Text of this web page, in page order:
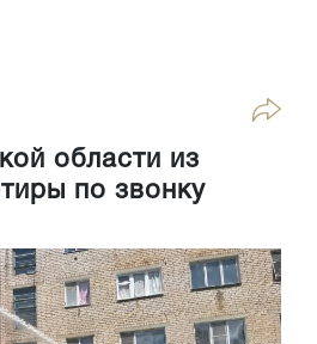
области из
по звонку